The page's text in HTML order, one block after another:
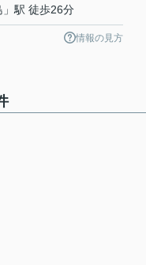
」駅 徒歩26分
情報の見方